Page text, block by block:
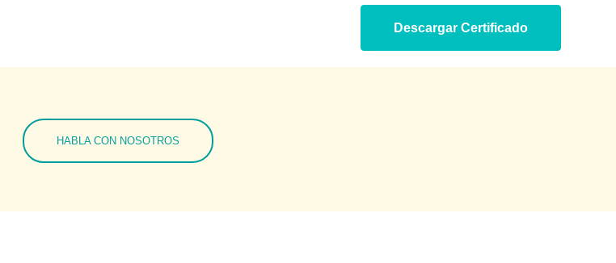
Descargar Certificado
HABLA CON NOSOTROS